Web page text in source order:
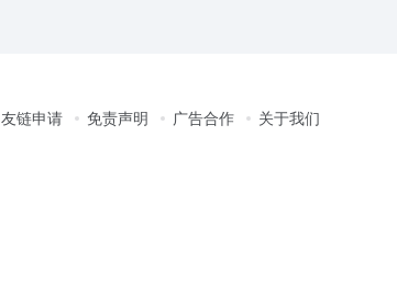
友链申请 免责声明 广告合作 关于我们